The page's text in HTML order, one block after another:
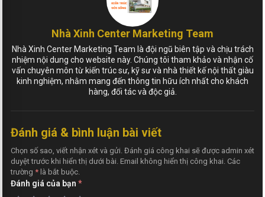
Nhà Xinh Center Marketing Team
Nhà Xinh Center Marketing Team là đội ngũ biên tập và chịu trách
nhiệm nội dung cho website này. Chúng tôi tham khảo và nhận cố
vấn chuyên môn từ kiến trúc sư, kỹ sư và nhà thiết kế nội thất giàu
kinh nghiệm, nhằm mang đến thông tin hữu ích nhất cho khách
hàng, đối tác và độc giả.
Đánh giá & bình luận bài viết
Chọn số sao, viết nhận xét và gửi. Đánh giá công khai sẽ được admin xét
duyệt trước khi hiển thị dưới bài. Email không hiển thị công khai. Các
trường * là bắt buộc.
Đánh giá của bạn *